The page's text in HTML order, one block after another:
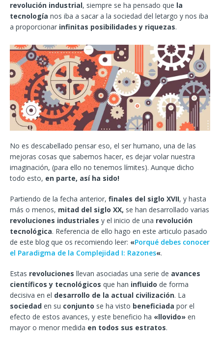
revolución industrial, siempre se ha pensado que la
tecnología nos iba a sacar a la sociedad del letargo y nos iba
a proporcionar infinitas posibilidades y riquezas.
No es descabellado pensar eso, el ser humano, una de las
mejoras cosas que sabemos hacer, es dejar volar nuestra
imaginación, (para ello no tenemos límites). Aunque dicho
todo esto, en parte, así ha sido!
Partiendo de la fecha anterior, finales del siglo XVII, y hasta
más o menos, mitad del siglo XX, se han desarrollado varias
revoluciones industriales y el inicio de una revolución
tecnológica. Referencia de ello hago en este articulo pasado
de este blog que os recomiendo leer: «Porqué debes conocer
el Paradigma de la Complejidad I: Razones«.
Estas revoluciones llevan asociadas una serie de avances
científicos y tecnológicos que han influido de forma
decisiva en el desarrollo de la actual civilización. La
sociedad en su conjunto se ha visto beneficiada por el
efecto de estos avances, y este beneficio ha «llovido» en
mayor o menor medida en todos sus estratos.